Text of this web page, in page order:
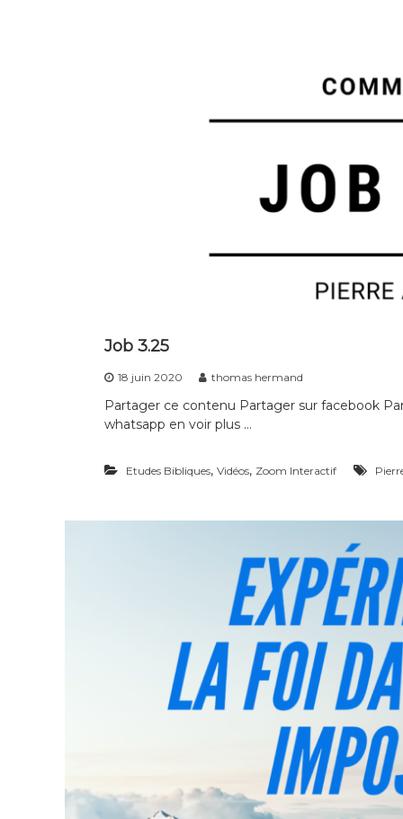
Job 3.25
18 juin 2020 thomas hermand
Partager ce contenu Partager sur facebook
whatsapp en voir plus …
Etudes Bibliques, Vidéos, Zoom Interactif